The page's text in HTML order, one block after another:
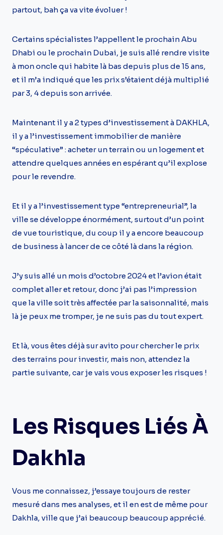
partout, bah ça va vite évoluer !
Certains spécialistes l’appellent le prochain Abu
Dhabi ou le prochain Dubai, je suis allé rendre visite
à mon oncle qui habite là bas depuis plus de 15 ans,
et il m’a indiqué que les prix s’étaient déjà multiplié
par 3, 4 depuis son arrivée.
Maintenant il y a 2 types d’investissement à DAKHLA,
il y a l’investissement immobilier de manière
“spéculative” : acheter un terrain ou un logement et
attendre quelques années en espérant qu’il explose
pour le revendre.
Et il y a l’investissement type “entrepreneurial”, la
ville se développe énormément, surtout d’un point
de vue touristique, du coup il y a encore beaucoup
de business à lancer de ce côté là dans la région.
J’y suis allé un mois d’octobre 2024 et l’avion était
complet aller et retour, donc j’ai pas l’impression
que la ville soit très affectée par la saisonnalité, mais
là je peux me tromper, je ne suis pas du tout expert.
Et là, vous êtes déjà sur avito pour chercher le prix
des terrains pour investir, mais non, attendez la
partie suivante, car je vais vous exposer les risques !
Les Risques Liés À
Dakhla
Vous me connaissez, j’essaye toujours de rester
mesuré dans mes analyses, et il en est de même pour
Dakhla, ville que j’ai beaucoup beaucoup apprécié.